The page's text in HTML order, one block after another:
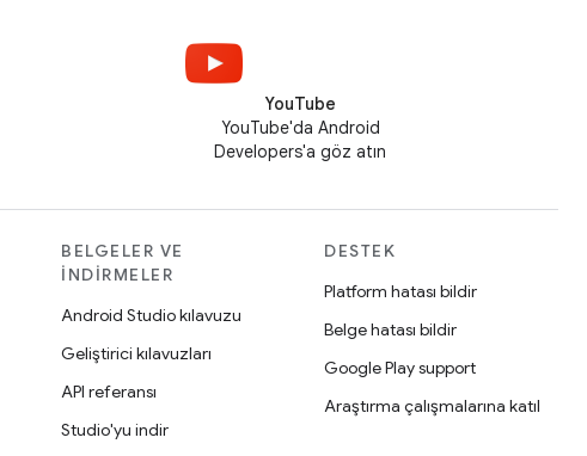
YouTube
YouTube'da Android
Developers'a göz atın
BELGELER VE
İNDIRMELER
Android Studio kılavuzu
Geliştirici kılavuzları
API referansı
Studio'yu indir
DESTEK
Platform hatası bildir
Belge hatası bildir
Google Play support
Araştırma çalışmalarına katıl